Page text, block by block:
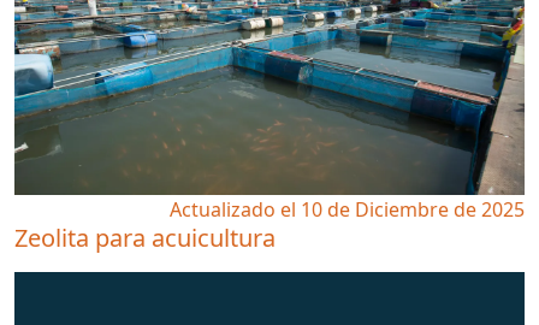
Actualizado el 10 de Diciembre de 2025
Zeolita para acuicultura